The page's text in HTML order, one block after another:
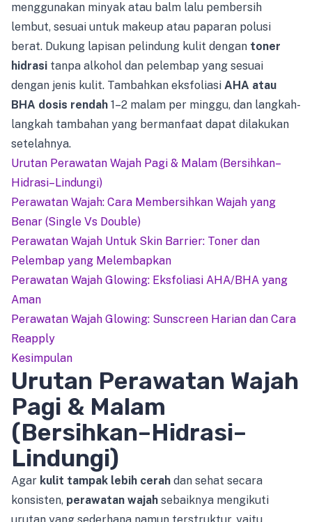
menggunakan minyak atau balm lalu pembersih
lembut, sesuai untuk makeup atau paparan polusi
berat. Dukung lapisan pelindung kulit dengan toner
hidrasi tanpa alkohol dan pelembap yang sesuai
dengan jenis kulit. Tambahkan eksfoliasi AHA atau
BHA dosis rendah 1–2 malam per minggu, dan langkah-
langkah tambahan yang bermanfaat dapat dilakukan
setelahnya.
Urutan Perawatan Wajah Pagi & Malam (Bersihkan–
Hidrasi–Lindungi)
Perawatan Wajah: Cara Membersihkan Wajah yang
Benar (Single Vs Double)
Perawatan Wajah Untuk Skin Barrier: Toner dan
Pelembap yang Melembapkan
Perawatan Wajah Glowing: Eksfoliasi AHA/BHA yang
Aman
Perawatan Wajah Glowing: Sunscreen Harian dan Cara
Reapply
Kesimpulan
Urutan Perawatan Wajah
Pagi & Malam
(Bersihkan–Hidrasi–
Lindungi)
Agar kulit tampak lebih cerah dan sehat secara
konsisten, perawatan wajah sebaiknya mengikuti